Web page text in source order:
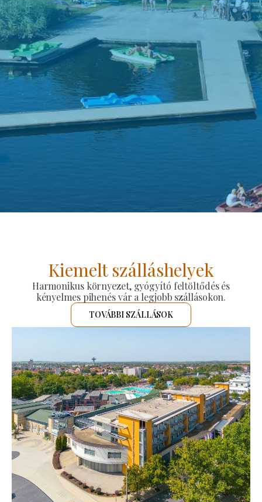
Kiemelt szálláshelyek
Harmonikus környezet, gyógyító feltöltődés és
kényelmes pihenés vár a legjobb szállásokon.
TOVÁBBI SZÁLLÁSOK